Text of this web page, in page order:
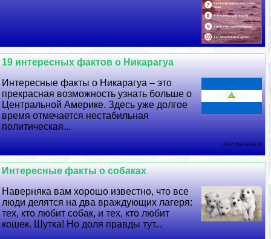
19 интересных фактов о Никарагуа
Интересные факты о Никарагуа – это
прекрасная возможность узнать больше о
Центральной Америке. Здесь уже долгое
время отмечается нестабильная
политическая...
09 07 2026 10:26:24
Интересные факты о собаках
Наверняка вам хорошо известно, что все
люди делятся на два враждующих лагеря:
тех, кто любит собак, и тех, кто любит
кошек. Шутка! Но доля правды тут...